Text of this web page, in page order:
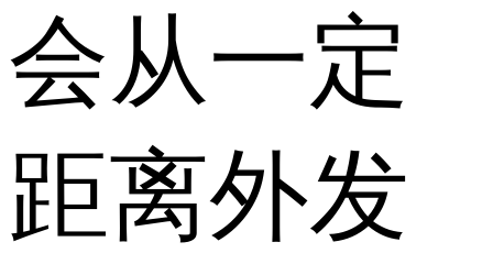
会从一定
距离外发